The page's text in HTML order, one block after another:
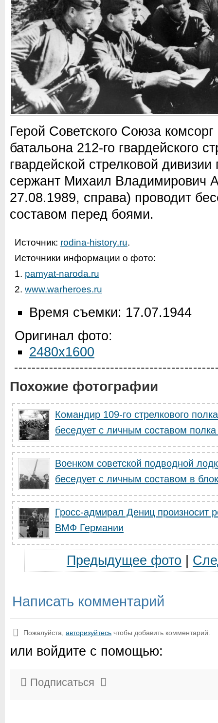
Герой Советского Союза комсорг
батальона 212-го гвардейского
гвардейской стрелковой
сержант Михаил Владимирович
27.08.1989, справа) проводит
составом перед боями.
Источник: rodina-history.ru.
Источники информации о фото:
1. pamyat-naroda.ru
2. www.warheroes.ru
Время съемки: 17.07.1944
Оригинал фото:
2480x1600
Похожие фотографии
Командир 109-го стрелкового
беседует с личным составом
Военком советской подводной
беседует с личным составом в
Гросс-адмирал Дениц произносит
ВМФ Германии
Предыдущее фото
Написать комментарий
Пожалуйста, авторизуйтесь чтобы добавить комментарий.
или войдите с помощью:
Подписаться